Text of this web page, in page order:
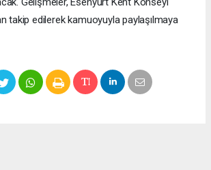
takip edilerek kamuoyuyla paylaşılmaya